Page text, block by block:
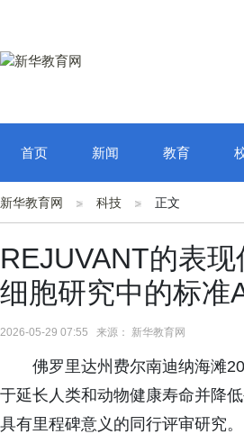
首页 新闻 教育
新华教育网 科技 正文
REJUVANT的表
细胞研究中的标准
2026-05-29 07:55 来源： 新华教育网
佛罗里达州费尔南迪纳海滩
于延长人类和动物健康寿命并降
具有里程碑意义的同行评审研究